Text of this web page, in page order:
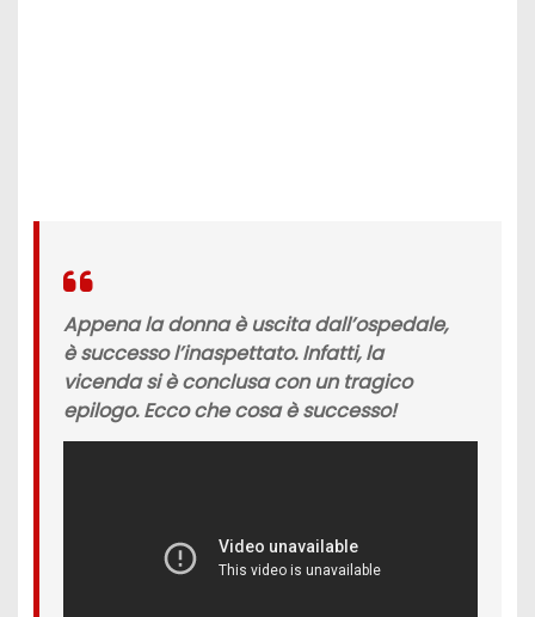
Appena la donna è uscita dall’ospedale,
è successo l’inaspettato. Infatti, la
vicenda si è conclusa con un tragico
epilogo. Ecco che cosa è successo!